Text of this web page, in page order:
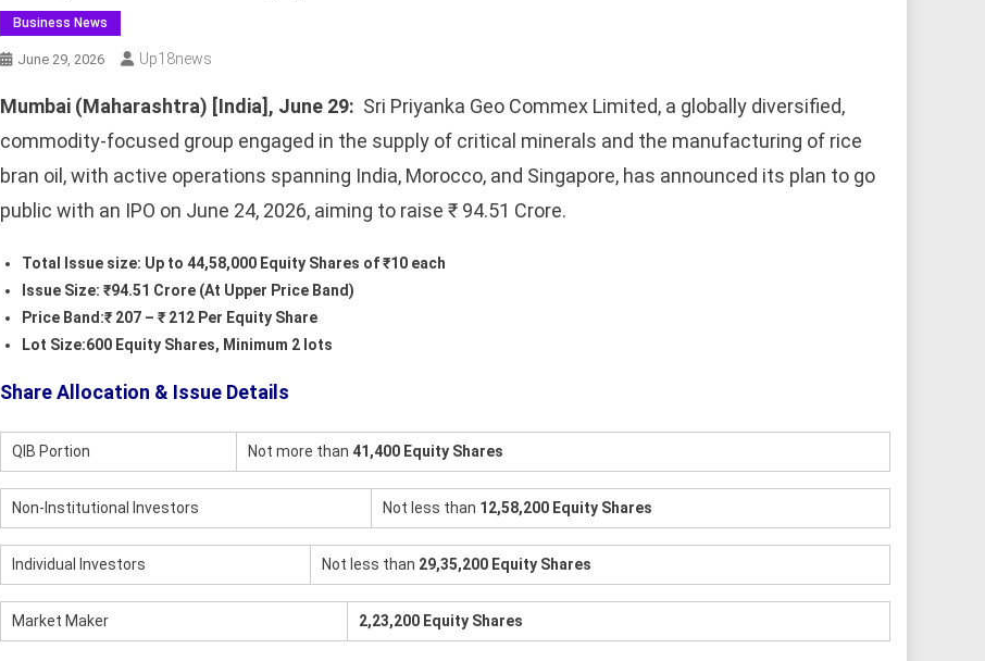
Business News
June 29, 2026 Up18news
Mumbai (Maharashtra) [India], June 29: Sri Priyanka Geo Commex Limited, a globally diversified,
commodity-focused group engaged in the supply of critical minerals and the manufacturing of rice
bran oil, with active operations spanning India, Morocco, and Singapore, has announced its plan to go
public with an IPO on June 24, 2026, aiming to raise ₹ 94.51 Crore.
Total Issue size: Up to 44,58,000 Equity Shares of ₹10 each
Issue Size: ₹94.51 Crore (At Upper Price Band)
Price Band:₹ 207 – ₹ 212 Per Equity Share
Lot Size:600 Equity Shares, Minimum 2 lots
Share Allocation & Issue Details
QIB Portion Not more than 41,400 Equity Shares
Non-Institutional Investors Not less than 12,58,200 Equity Shares
Individual Investors Not less than 29,35,200 Equity Shares
Market Maker 2,23,200 Equity Shares